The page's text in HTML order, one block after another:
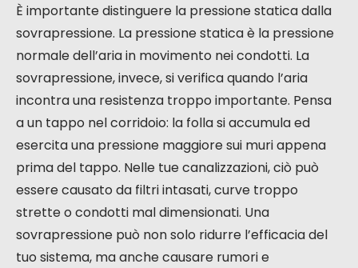
È importante distinguere la pressione statica dalla
sovrapressione. La pressione statica è la pressione
normale dell’aria in movimento nei condotti. La
sovrapressione, invece, si verifica quando l’aria
incontra una resistenza troppo importante. Pensa
a un tappo nel corridoio: la folla si accumula ed
esercita una pressione maggiore sui muri appena
prima del tappo. Nelle tue canalizzazioni, ciò può
essere causato da filtri intasati, curve troppo
strette o condotti mal dimensionati. Una
sovrapressione può non solo ridurre l’efficacia del
tuo sistema, ma anche causare rumori e